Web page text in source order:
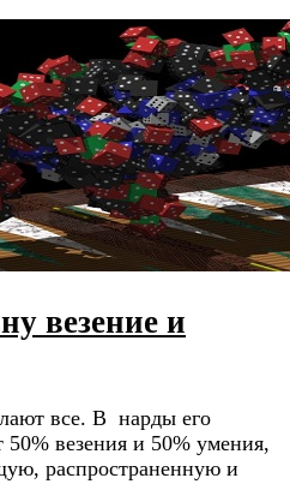
везение и
все. В нарды его
везения и 50% умения,
распространенную и